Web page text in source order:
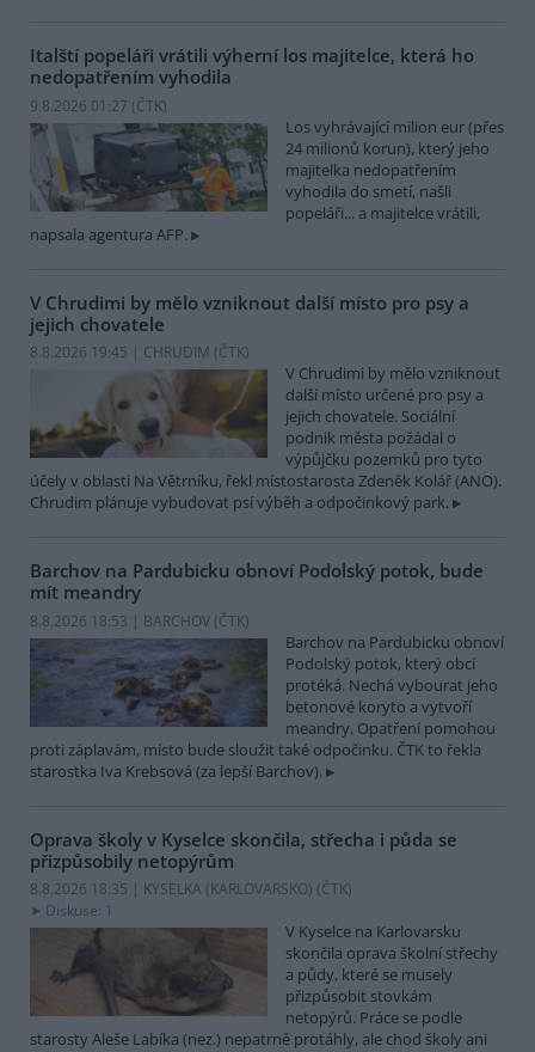
Italští popeláři vrátili výherní los majitelce, která ho
nedopatřením vyhodila
9.8.2026 01:27 (ČTK)
Los vyhrávající milion eur (přes
24 milionů korun), který jeho
majitelka nedopatřením
vyhodila do smetí, našli
popeláři... a majitelce vrátili,
napsala agentura AFP.
V Chrudimi by mělo vzniknout další místo pro psy a
jejich chovatele
8.8.2026 19:45 | CHRUDIM (ČTK)
V Chrudimi by mělo vzniknout
další místo určené pro psy a
jejich chovatele. Sociální
podnik města požádal o
výpůjčku pozemků pro tyto
účely v oblasti Na Větrníku, řekl místostarosta Zdeněk Kolář (ANO).
Chrudim plánuje vybudovat psí výběh a odpočinkový park.
Barchov na Pardubicku obnoví Podolský potok, bude
mít meandry
8.8.2026 18:53 | BARCHOV (ČTK)
Barchov na Pardubicku obnoví
Podolský potok, který obcí
protéká. Nechá vybourat jeho
betonové koryto a vytvoří
meandry. Opatření pomohou
proti záplavám, místo bude sloužit také odpočinku. ČTK to řekla
starostka Iva Krebsová (za lepší Barchov).
Oprava školy v Kyselce skončila, střecha i půda se
přizpůsobily netopýrům
8.8.2026 18:35 | KYSELKA (KARLOVARSKO) (ČTK)
Diskuse: 1
V Kyselce na Karlovarsku
skončila oprava školní střechy
a půdy, které se musely
přizpůsobit stovkám
netopýrů. Práce se podle
starosty Aleše Labíka (nez.) nepatrně protáhly, ale chod školy ani